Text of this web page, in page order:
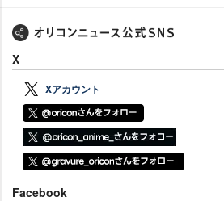
X
Xアカウント
Facebook